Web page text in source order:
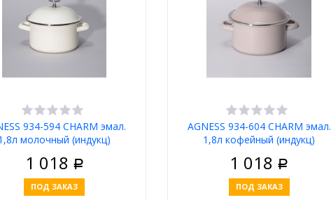
934-594 CHARM эмал.
молочный (индукц)
1 018 Р
ПОД ЗАКАЗ
AGNESS 934-604 CHARM эмал.
1,8л кофейный (индукц)
1 018 Р
ПОД ЗАКАЗ